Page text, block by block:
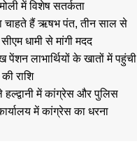
में विशेष सतर्कता
चाहते हैं ऋषभ पंत, तीन साल से
धामी से मांगी मदद
पेंशन लाभार्थियों के खातों में पहुंची
राशि
में कांग्रेस और पुलिस
में कांग्रेस का धरना